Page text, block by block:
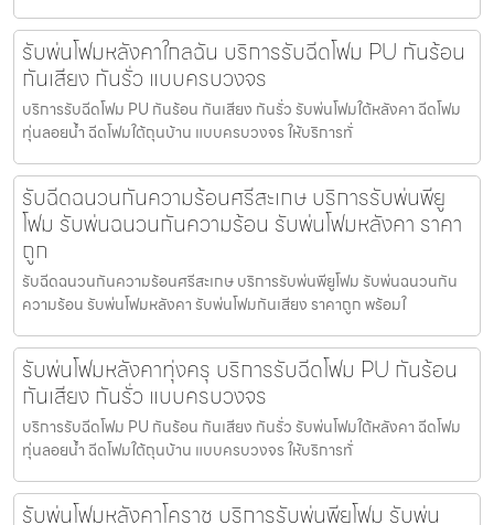
รับพ่นโฟมหลังคาใกลฉัน บริการรับฉีดโฟม PU กันร้อน
กันเสียง กันรั่ว แบบครบวงจร
บริการรับฉีดโฟม PU กันร้อน กันเสียง กันรั่ว รับพ่นโฟมใต้หลังคา ฉีดโฟม
ทุ่นลอยน้ำ ฉีดโฟมใต้ถุนบ้าน แบบครบวงจร ให้บริการทั่
รับฉีดฉนวนกันความร้อนศรีสะเกษ บริการรับพ่นพียู
โฟม รับพ่นฉนวนกันความร้อน รับพ่นโฟมหลังคา ราคา
ถูก
รับฉีดฉนวนกันความร้อนศรีสะเกษ บริการรับพ่นพียูโฟม รับพ่นฉนวนกัน
ความร้อน รับพ่นโฟมหลังคา รับพ่นโฟมกันเสียง ราคาถูก พร้อมใ
รับพ่นโฟมหลังคาทุ่งครุ บริการรับฉีดโฟม PU กันร้อน
กันเสียง กันรั่ว แบบครบวงจร
บริการรับฉีดโฟม PU กันร้อน กันเสียง กันรั่ว รับพ่นโฟมใต้หลังคา ฉีดโฟม
ทุ่นลอยน้ำ ฉีดโฟมใต้ถุนบ้าน แบบครบวงจร ให้บริการทั่
รับพ่นโฟมหลังคาโคราช บริการรับพ่นพียูโฟม รับพ่น